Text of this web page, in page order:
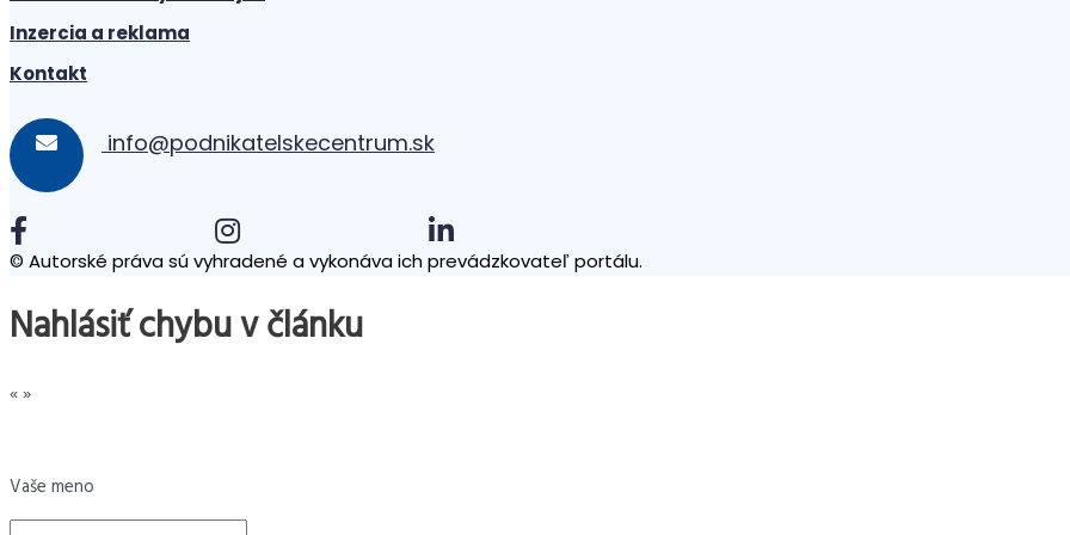
Inzercia a reklama
Kontakt
info@podnikatelskecentrum.sk
© Autorské práva sú vyhradené a vykonáva ich prevádzkovateľ portálu.
Nahlásiť chybu v článku
«»
Vaše meno